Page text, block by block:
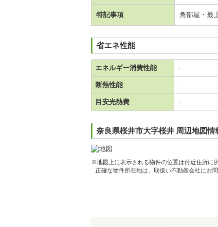
特記事項 角部屋・最
省エネ性能
エネルギー消費性能 -
断熱性能 -
目安光熱費 -
奈良県桜井市大字桜井 周辺地図情
※地図上に表示される物件の位置は付近住所に
正確な物件所在地は、取扱い不動産会社にお